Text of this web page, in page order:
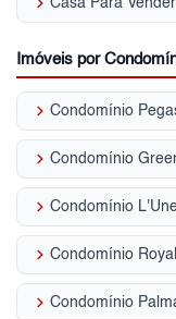
Imóveis por
keyboard_arrow_right Condomínio
keyboard_arrow_right Condomínio
keyboard_arrow_right Condomínio
keyboard_arrow_right
keyboard_arrow_right Condomínio